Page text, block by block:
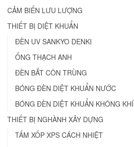
CẢM BIẾN LƯU LƯỢNG
THIẾT BỊ DIỆT KHUẨN
ĐÈN UV SANKYO DENKI
ỐNG THẠCH ANH
ĐÈN BẮT CÔN TRÙNG
BÓNG ĐÈN DIỆT KHUẨN NƯỚC
BÓNG ĐÈN DIỆT KHUẨN KHÔNG KHÍ
THIẾT BỊ NGHÀNH XÂY DỰNG
TẤM XỐP XPS CÁCH NHIỆT